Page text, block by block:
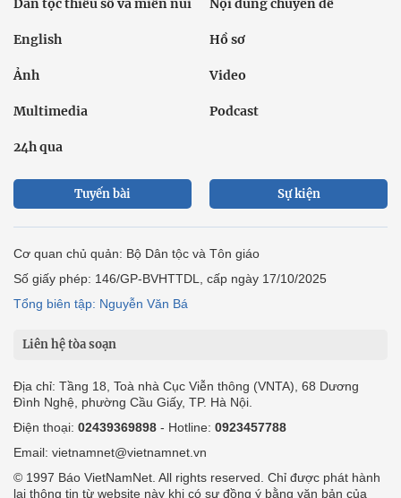
Dân tộc thiểu số và miền núi Nội dung chuyên đề
English Hồ sơ
Ảnh Video
Multimedia Podcast
24h qua
Tuyến bài Sự kiện
Cơ quan chủ quản: Bộ Dân tộc và Tôn giáo
Số giấy phép: 146/GP-BVHTTDL, cấp ngày 17/10/2025
Tổng biên tập: Nguyễn Văn Bá
Liên hệ tòa soạn
Địa chỉ: Tầng 18, Toà nhà Cục Viễn thông (VNTA), 68 Dương
Đình Nghệ, phường Cầu Giấy, TP. Hà Nội.
Điện thoại: 02439369898 - Hotline: 0923457788
Email: vietnamnet@vietnamnet.vn
© 1997 Báo VietNamNet. All rights reserved. Chỉ được phát hành
lại thông tin từ website này khi có sự đồng ý bằng văn bản của